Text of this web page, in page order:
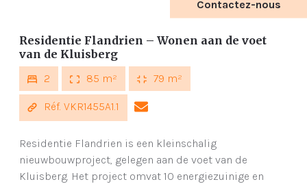
Contactez-nous
Residentie Flandrien – Wonen aan de voet
van de Kluisberg
2 85 m² 79 m²
Réf. VKR1455A1.1
Residentie Flandrien is een kleinschalig
nieuwbouwproject, gelegen aan de voet van de
Kluisberg. Het project omvat 10 energiezuinige en